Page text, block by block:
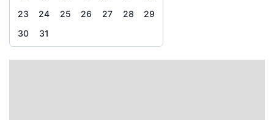
23
24 25 26 27 28
29
30
31